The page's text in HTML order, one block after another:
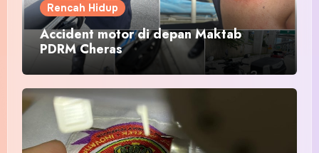
Rencah Hidup
Accident motor di depan Maktab
PDRM Cheras